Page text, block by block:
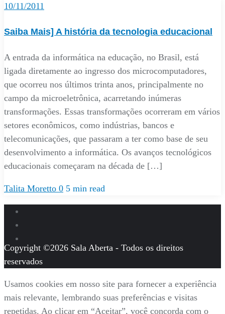
10/11/2011
Saiba Mais] A história da tecnologia educacional
A entrada da informática na educação, no Brasil, está
ligada diretamente ao ingresso dos microcomputadores,
que ocorreu nos últimos trinta anos, principalmente no
campo da microeletrônica, acarretando inúmeras
transformações. Essas transformações ocorreram em vários
setores econômicos, como indústrias, bancos e
telecomunicações, que passaram a ter como base de seu
desenvolvimento a informática. Os avanços tecnológicos
educacionais começaram na década de […]
Talita Moretto 0 5 min read
Copyright ©2026 Sala Aberta - Todos os direitos
reservados
Usamos cookies em nosso site para fornecer a experiência
mais relevante, lembrando suas preferências e visitas
repetidas. Ao clicar em “Aceitar”, você concorda com o